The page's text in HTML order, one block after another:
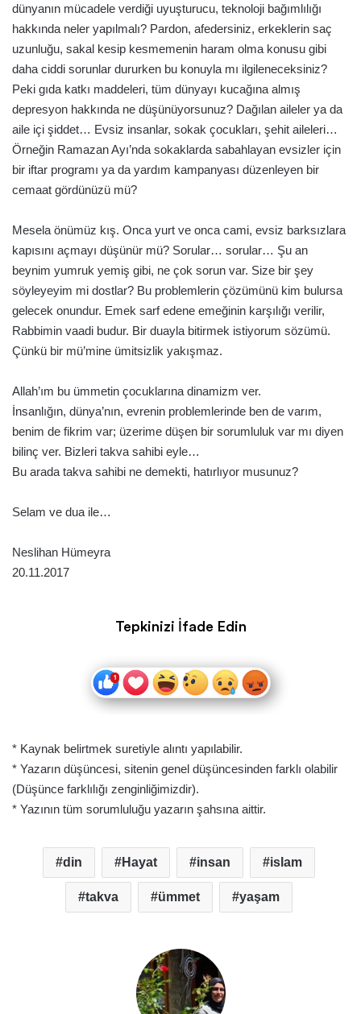
dünyanın mücadele verdiği uyuşturucu, teknoloji bağımlılığı
hakkında neler yapılmalı? Pardon, afedersiniz, erkeklerin saç
uzunluğu, sakal kesip kesmemenin haram olma konusu gibi
daha ciddi sorunlar dururken bu konuyla mı ilgileneceksiniz?
Peki gıda katkı maddeleri, tüm dünyayı kucağına almış
depresyon hakkında ne düşünüyorsunuz? Dağılan aileler ya da
aile içi şiddet… Evsiz insanlar, sokak çocukları, şehit aileleri…
Örneğin Ramazan Ayı’nda sokaklarda sabahlayan evsizler için
bir iftar programı ya da yardım kampanyası düzenleyen bir
cemaat gördünüzü mü?
Mesela önümüz kış. Onca yurt ve onca cami, evsiz barksızlara
kapısını açmayı düşünür mü? Sorular… sorular… Şu an
beynim yumruk yemiş gibi, ne çok sorun var. Size bir şey
söyleyeyim mi dostlar? Bu problemlerin çözümünü kim bulursa
gelecek onundur. Emek sarf edene emeğinin karşılığı verilir,
Rabbimin vaadi budur. Bir duayla bitirmek istiyorum sözümü.
Çünkü bir mü’mine ümitsizlik yakışmaz.
Allah’ım bu ümmetin çocuklarına dinamizm ver.
İnsanlığın, dünya’nın, evrenin problemlerinde ben de varım,
benim de fikrim var; üzerime düşen bir sorumluluk var mı diyen
bilinç ver. Bizleri takva sahibi eyle…
Bu arada takva sahibi ne demekti, hatırlıyor musunuz?
Selam ve dua ile…
Neslihan Hümeyra
20.11.2017
Tepkinizi İfade Edin
* Kaynak belirtmek suretiyle alıntı yapılabilir.
* Yazarın düşüncesi, sitenin genel düşüncesinden farklı olabilir
(Düşünce farklılığı zenginliğimizdir).
* Yazının tüm sorumluluğu yazarın şahsına aittir.
din Hayat insan islam
takva ümmet yaşam